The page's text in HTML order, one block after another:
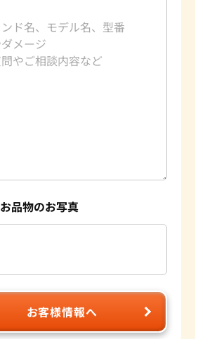
お品物のお写真
お客様情報へ